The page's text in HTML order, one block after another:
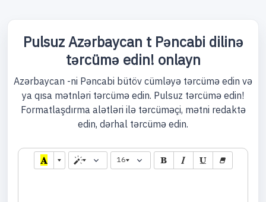
Pulsuz Azərbaycan t Pəncabi dilinə
tərcümə edin! onlayn
Azərbaycan -ni Pəncabi bütöv cümləyə tərcümə edin və
ya qısa mətnləri tərcümə edin. Pulsuz tərcümə edin!
Formatlaşdırma alətləri ilə tərcüməçi, mətni redaktə
edin, dərhal tərcümə edin.
16